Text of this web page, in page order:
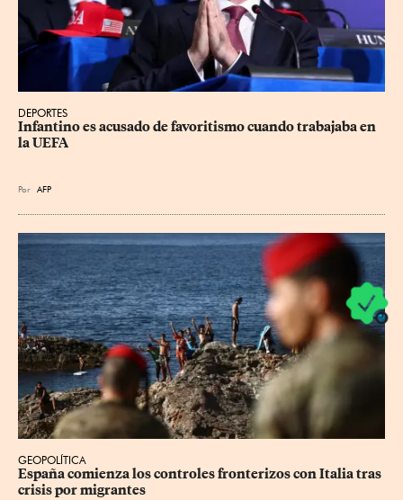
DEPORTES
Infantino es acusado de favoritismo cuando trabajaba en
la UEFA
Por AFP
GEOPOLÍTICA
España comienza los controles fronterizos con Italia tras
crisis por migrantes